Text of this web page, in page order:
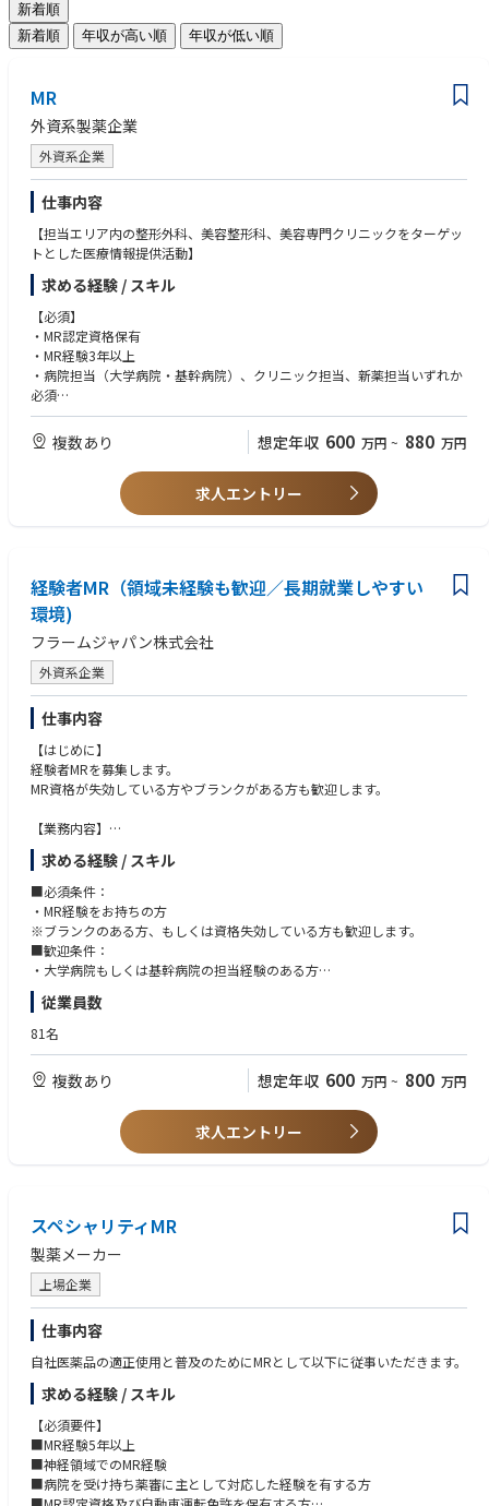
新着順
新着順
年収が高い順 年収が低い順
MR
外資系製薬企業
外資系企業
仕事内容
【担当エリア内の整形外科、美容整形科、美容専門クリニックをターゲッ
トとした医療情報提供活動】
求める経験 / スキル
【必須】
・MR認定資格保有
・MR経験3年以上
・病院担当（大学病院・基幹病院）、クリニック担当、新薬担当いずれか
必須
【優遇条件】
整形外科担当経験ある方
MR認定資格(必須),普通自動車免許(必須)
複数あり 想定年収 600 万円 ~ 880 万円
求人エントリー
経験者MR（領域未経験も歓迎／長期就業しやすい
環境)
フラームジャパン株式会社
外資系企業
仕事内容
【はじめに】
経験者MRを募集します。
MR資格が失効している方やブランクがある方も歓迎します。
【業務内容】
MR業務全般（新薬投入時の営業サポート等）を担当します。
■新薬投入時のプロモーション
■既存品の市場拡大
■病院市場攻略 等
各製薬企業の戦略にしたがい、上記の業務に取り組み、しっかりとクライ
アントとの信頼関係を築いていきます。
医薬品・医療機器メーカーなどから依頼を受け、クライアントの営業活動
を受託する企業のことです。
CSOのMRとして働きながら、経験次第でメーカー側への転籍のチャンス
求める経験 / スキル
■必須条件：
・MR経験をお持ちの方
※ブランクのある方、もしくは資格失効している方も歓迎します。
■歓迎条件：
・大学病院もしくは基幹病院の担当経験のある方
・バイオ医薬品取り扱い経験者
従業員数
81名
複数あり 想定年収 600 万円 ~ 800 万円
求人エントリー
スペシャリティMR
製薬メーカー
上場企業
仕事内容
自社医薬品の適正使用と普及のためにMRとして以下に従事いただきます。
求める経験 / スキル
【必須要件】
■MR経験5年以上
■神経領域でのMR経験
■病院を受け持ち薬審に主として対応した経験を有する方